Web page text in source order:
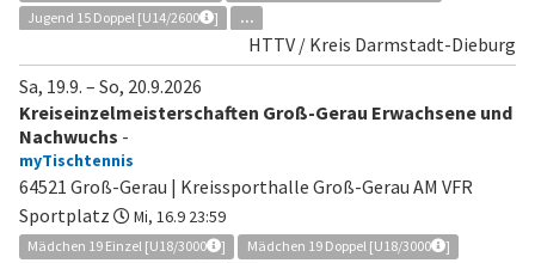
Jugend 15 Doppel [U14/2600
] ...
HTTV / Kreis Darmstadt-Dieburg
Sa, 19.9. – So, 20.9.2026
Kreiseinzelmeisterschaften Groß-Gerau Erwachsene und
Nachwuchs -
myTischtennis
64521 Groß-Gerau | Kreissporthalle Groß-Gerau AM VFR
Sportplatz
Mi, 16.9 23:59
Mädchen 19 Einzel [U18/3000 ] Mädchen 19 Doppel [U18/3000
]